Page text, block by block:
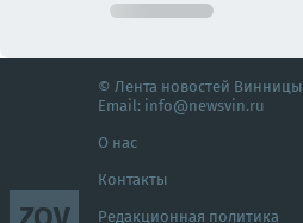
© Лента новостей Винницы
Email: info@newsvin.ru
О нас
Контакты
Редакционная политика